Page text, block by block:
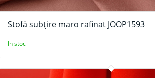
Stofă subțire maro rafinat JOOP1593
In stoc